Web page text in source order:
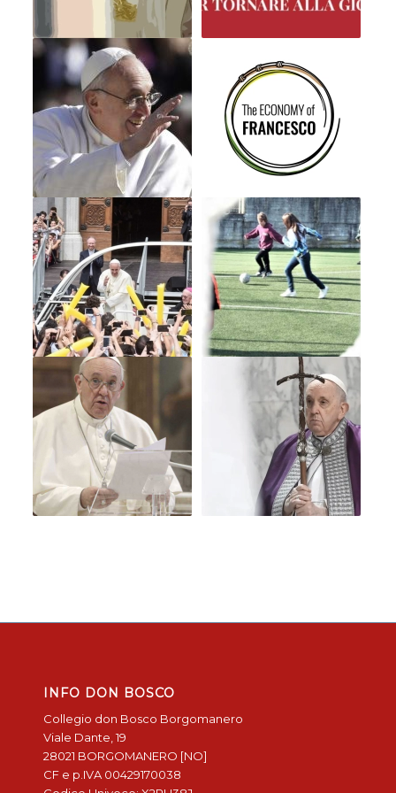
INFO DON BOSCO
Collegio don Bosco Borgomanero
Viale Dante, 19
28021 BORGOMANERO [NO]
CF e p.IVA 00429170038